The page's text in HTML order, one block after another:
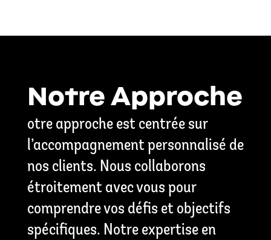
Notre Approche
otre approche est centrée sur
l’accompagnement personnalisé de
nos clients. Nous collaborons
étroitement avec vous pour
comprendre vos défis et objectifs
spécifiques. Notre expertise en